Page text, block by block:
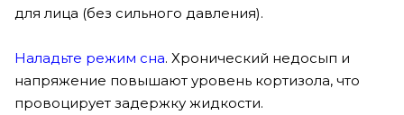
для лица (без сильного давления).
Наладьте режим сна. Хронический недосып и
напряжение повышают уровень кортизола, что
провоцирует задержку жидкости.